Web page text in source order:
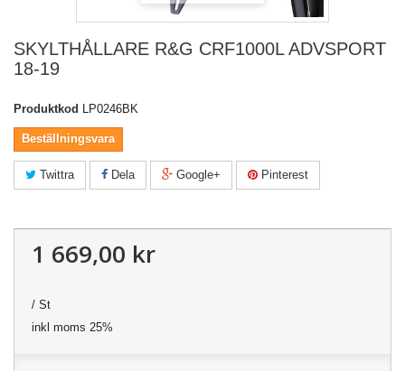
SKYLTHÅLLARE R&G CRF1000L ADVSPORT
18-19
Produktkod LP0246BK
Beställningsvara
Twittra Dela Google+ Pinterest
1 669,00 kr
/ St
inkl moms 25%